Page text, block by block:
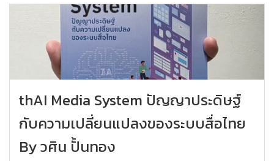
thAI Media System ปัญญาประดิษฐ์
กับความเปลี่ยนแปลงของระบบสื่อไทย
By วศิน ปั้นทอง